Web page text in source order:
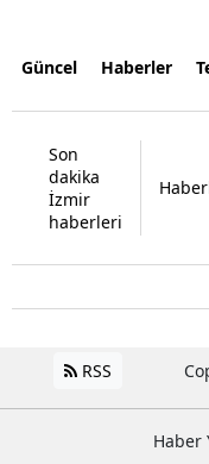
Güncel Haberler
Son
dakika
İzmir
haberleri
RSS
Haber